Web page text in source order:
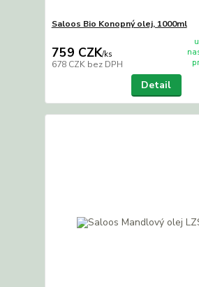
Saloos Bio Konopný olej, 1000ml
759 CZK/ks
678 CZK bez DPH
Detail